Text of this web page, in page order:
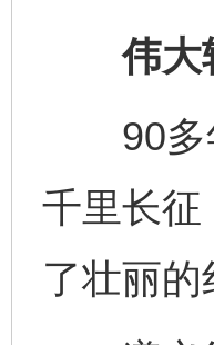
伟大
90多年
千里长征
了壮丽的